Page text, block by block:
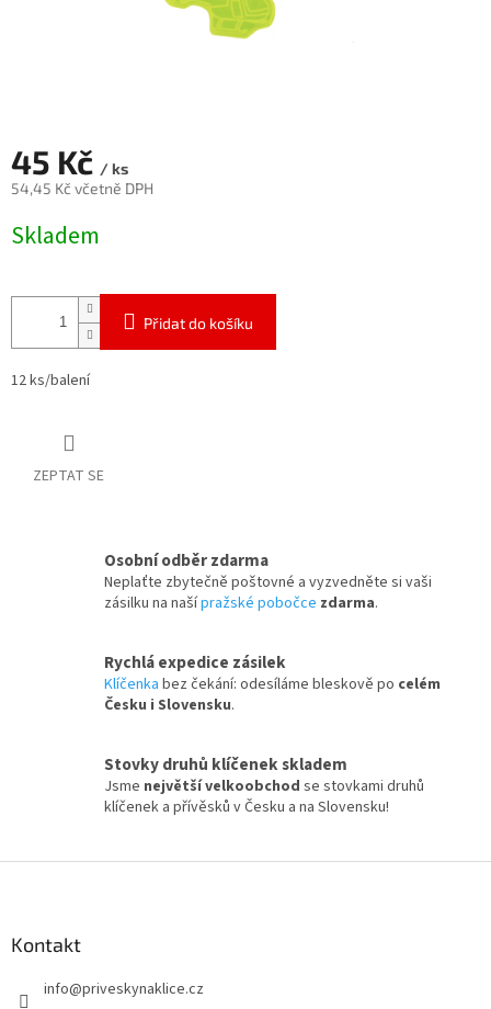
45 Kč / ks
54,45 Kč včetně DPH
cena:
Skladem
Přidat do košíku
12 ks/balení
ZEPTAT SE
Osobní odběr zdarma
Neplaťte zbytečně poštovné a vyzvedněte si vaši
zásilku na našípražské pobočce zdarma.
Rychlá expedice zásilek
Klíčenka bez čekání: odesíláme bleskově po celém
Česku i Slovensku.
Stovky druhů klíčenek skladem
Jsme největší velkoobchod se stovkami druhů
klíčenek a přívěsků v Česku a na Slovensku!
Kontakt
info@priveskynaklice.cz